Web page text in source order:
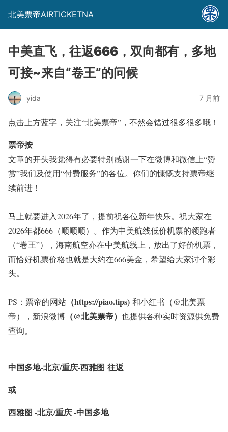
北美票帝AIRTICKETNA
中美直飞，往返666，双向都有，多地
可接~来自“卷王”的问候
yida 7 月前
点击上方蓝字，关注“北美票帝” ，不然会错过很多很多哦！
票帝按
文章的开头我觉得有必要特别感谢一下在微博和微信上“赞
赏”我们及使用“付费服务”的各位。你们的慷慨支持票帝继
续前进！
马上就要进入2026年了，提前祝各位新年快乐。祝大家在
2026年都666（顺顺顺）。作为中美航线低价机票的领跑者
（“卷王”），海南航空亦在中美航线上，放出了好价机票，
而恰好机票价格也就是大约在666美金，希望给大家讨个彩
头。
PS：票帝的网站 （https://piao.tips) 和小红书（@北美票
帝），新浪微博 （@北美票帝） 也提供各种实时资源供免费
查询。
中国多地-北京/重庆-西雅图 往返
或
西雅图 -北京/重庆 -中国多地